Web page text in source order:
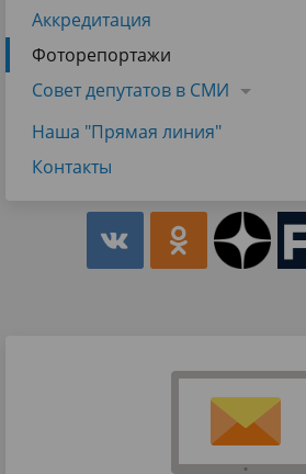
Аккредитация
Фоторепортажи
Совет депутатов в СМИ
Наша "Прямая линия"
Контакты